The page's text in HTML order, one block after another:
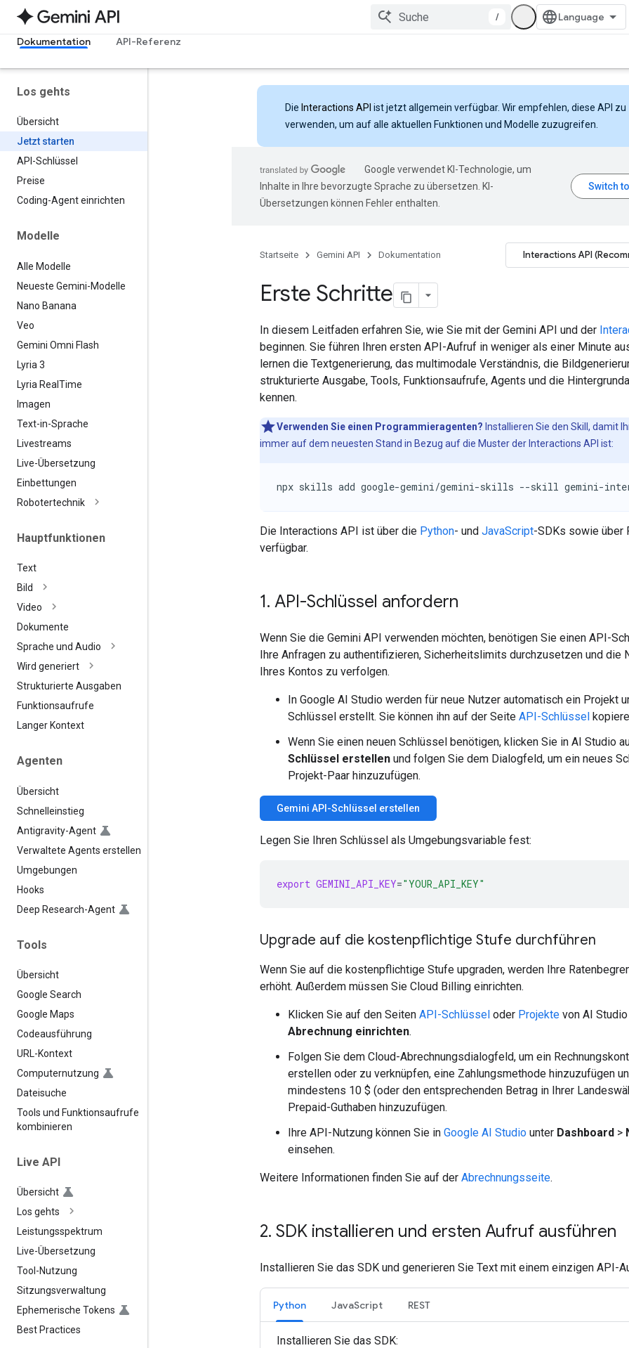
/
Dokumentation API-Referenz
Los gehts
Übersicht
Jetzt starten
API-Schlüssel
Preise
Coding-Agent einrichten
Modelle
Alle Modelle
Neueste Gemini-Modelle
Nano Banana
Veo
Gemini Omni Flash
Lyria 3
Lyria Real Time
Imagen
Text-in-Sprache
Livestreams
Live-Übersetzung
Einbettungen
Robotertechnik
Hauptfunktionen
Text
Bild
Video
Dokumente
Sprache und Audio
Wird generiert
Strukturierte Ausgaben
Funktionsaufrufe
Langer Kontext
Agenten
Übersicht
Schnelleinstieg
Antigravity-Agent
Verwaltete Agents erstellen
Umgebungen
Hooks
Deep Research-Agent
Tools
Übersicht
Google Search
Google Maps
Codeausführung
URL-Kontext
Computernutzung
Dateisuche
Tools und Funktionsaufrufe
kombinieren
Live API
Übersicht
Los gehts
Leistungsspektrum
Live-Übersetzung
Tool-Nutzung
Sitzungsverwaltung
Ephemerische Tokens
Best Practices
Die Interactions API ist jetzt allgemein verfügbar. Wir empfehlen, diese API zu
verwenden, um auf alle aktuellen Funktionen und Modelle zuzugreifen.
Google verwendet KI-Technologie, um
Inhalte in Ihre bevorzugte Sprache zu übersetzen. KI-
Übersetzungen können Fehler enthalten.
Startseite Gemini API Dokumentation Interactions API
Erste Schritte
In diesem Leitfaden erfahren Sie, wie Sie mit der Gemini API und der
beginnen. Sie führen Ihren ersten API-Aufruf in weniger als einer Minute
lernen die Textgenerierung, das multimodale Verständnis, die
strukturierte Ausgabe, Tools, Funktionsaufrufe, Agents und die
kennen.
Verwenden Sie einen Programmieragenten? Installieren Sie den Skill, damit
immer auf dem neuesten Stand in Bezug auf die Muster der Interactions API ist:
npx skills add google-gemini/gemini-skills --skill gemini-
Die Interactions API ist über die Python- und JavaScript-SDKs sowie über
verfügbar.
1. API-Schlüssel anfordern
Wenn Sie die Gemini API verwenden möchten, benötigen Sie einen API-
Ihre Anfragen zu authentifizieren, Sicherheitslimits durchzusetzen und die
Ihres Kontos zu verfolgen.
In Google AI Studio werden für neue Nutzer automatisch ein Projekt
Schlüssel erstellt. Sie können ihn auf der Seite API-Schlüssel
Wenn Sie einen neuen Schlüssel benötigen, klicken Sie in AI Studio
Schlüssel erstellen und folgen Sie dem Dialogfeld, um ein neues
Projekt-Paar hinzuzufügen.
Gemini API-Schlüssel erstellen
Legen Sie Ihren Schlüssel als Umgebungsvariable fest:
export GEMINI_API_KEY="YOUR_API_KEY"
Upgrade auf die kostenpflichtige Stufe durchführen
Wenn Sie auf die kostenpflichtige Stufe upgraden, werden Ihre
erhöht. Außerdem müssen Sie Cloud Billing einrichten.
Klicken Sie auf den Seiten API-Schlüssel oder Projekte von AI
Abrechnung einrichten.
Folgen Sie dem Cloud-Abrechnungsdialogfeld, um ein
erstellen oder zu verknüpfen, eine Zahlungsmethode hinzuzufügen
mindestens 10 $ (oder den entsprechenden Betrag in Ihrer
Prepaid-Guthaben hinzuzufügen.
Ihre API-Nutzung können Sie in Google AI Studio unter Dashboard >
einsehen.
Weitere Informationen finden Sie auf der Abrechnungsseite.
2. SDK installieren und ersten Aufruf ausführen
Installieren Sie das SDK und generieren Sie Text mit einem einzigen API-
Python JavaScript REST
Installieren Sie das SDK: